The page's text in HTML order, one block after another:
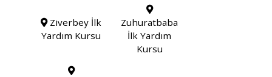
Ziverbey İlk
Yardım Kursu
Zuhuratbaba
İlk Yardım
Kursu